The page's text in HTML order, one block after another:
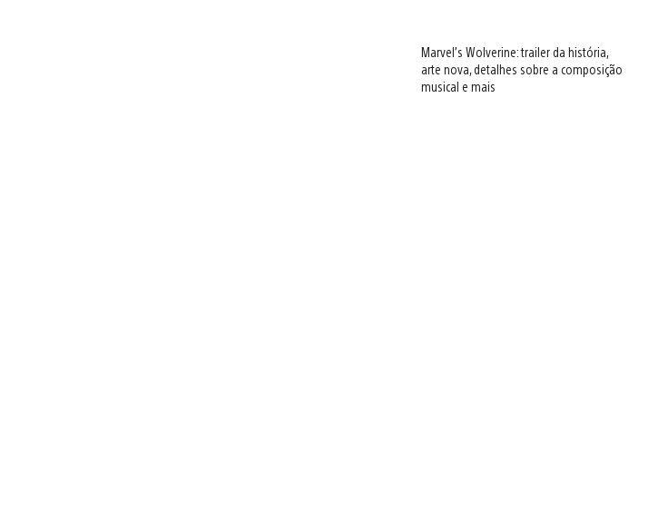
Marvel’s Wolverine: trailer da história,
arte nova, detalhes sobre a composição
musical e mais